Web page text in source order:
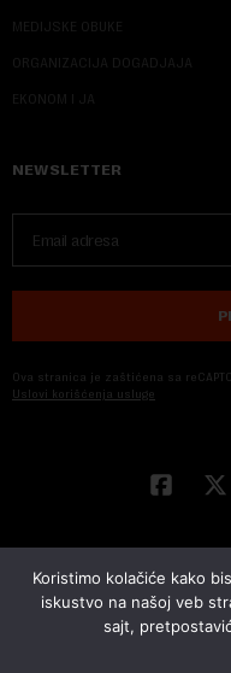
MEDIJSKE OBUKE
ORGANIZACIJA DOGADJAJA
EKONOM I JA
NEWSLETTER
Ova stranica je zaštićena sa
Uslovi korišćenja usluge
© 2026 NOVA EKONOMIJA |
Koristimo kolačiće kako
iskustvo na našoj veb
sajt,